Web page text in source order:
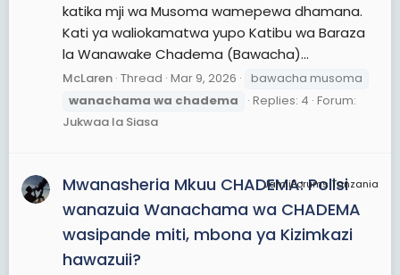
katika mji wa Musoma wamepewa dhamana.
Kati ya waliokamatwa yupo Katibu wa Baraza
la Wanawake Chadema (Bawacha)...
McLaren Thread Mar 9, 2026
bawacha musoma
wanachama wa chadema Replies: 4 Forum:
Jukwaa la Siasa
JamiiForums Tanzania
Mwanasheria Mkuu CHADEMA: Polisi
wanazuia Wanachama wa CHADEMA
wasipande miti, mbona ya Kizimkazi
hawazuii?